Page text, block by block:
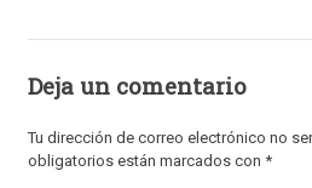
Deja un comentario
Tu dirección de correo electrónico no
obligatorios están marcados con *